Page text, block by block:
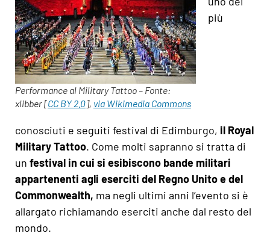
Performance al Military Tattoo – Fonte:
xlibber [CC BY 2.0], via Wikimedia Commons
più
conosciuti e seguiti festival di Edimburgo, il Royal
Military Tattoo. Come molti sapranno si tratta di
un festival in cui si esibiscono bande militari
appartenenti agli eserciti del Regno Unito e del
Commonwealth, ma negli ultimi anni l’evento si è
allargato richiamando eserciti anche dal resto del
mondo.